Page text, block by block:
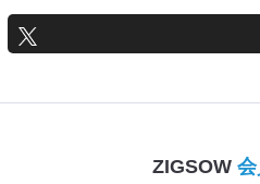
ZIGSOW